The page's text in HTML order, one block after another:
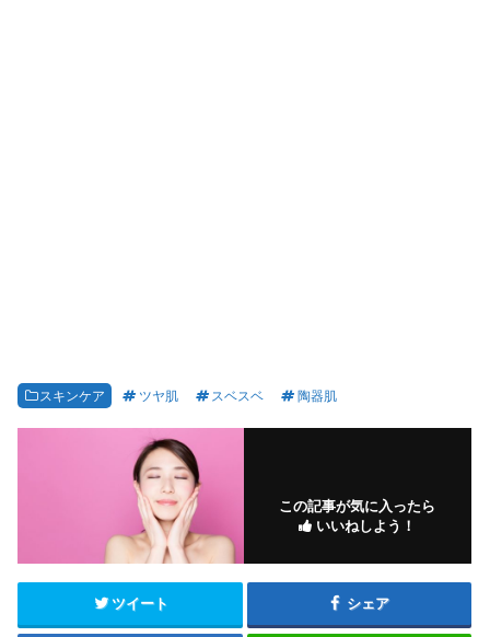
スキンケア ツヤ肌 スベスベ 陶器肌
この記事が気に入ったら
いいねしよう！
ツイート シェア